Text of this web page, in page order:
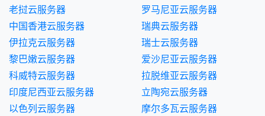
老挝云服务器
中国香港云服务器
伊拉克云服务器
黎巴嫩云服务器
科威特云服务器
印度尼西亚云服务器
以色列云服务器
罗马尼亚云服务器
瑞典云服务器
瑞士云服务器
爱沙尼亚云服务器
拉脱维亚云服务器
立陶宛云服务器
摩尔多瓦云服务器